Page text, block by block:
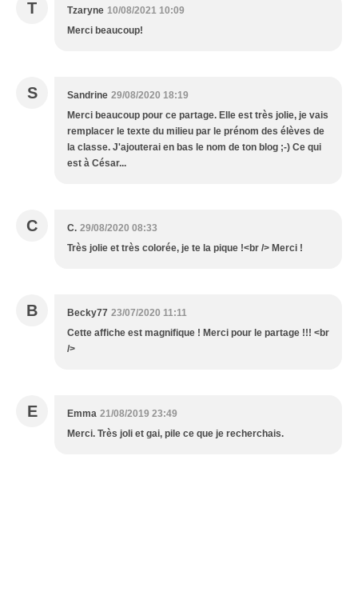
T Tzaryne 10/08/2021 10:09
Merci beaucoup!
S Sandrine 29/08/2020 18:19
Merci beaucoup pour ce partage. Elle est très jolie, je vais
remplacer le texte du milieu par le prénom des élèves de
la classe. J'ajouterai en bas le nom de ton blog ;-) Ce qui
est à César...
C C. 29/08/2020 08:33
Très jolie et très colorée, je te la pique !<br /> Merci !
B Becky77 23/07/2020 11:11
Cette affiche est magnifique ! Merci pour le partage !!! <br
/>
E Emma 21/08/2019 23:49
Merci. Très joli et gai, pile ce que je recherchais.